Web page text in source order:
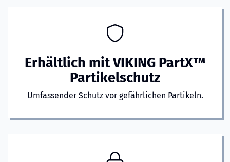
Erhältlich mit VIKING PartX™
Partikelschutz
Umfassender Schutz vor gefährlichen Partikeln.